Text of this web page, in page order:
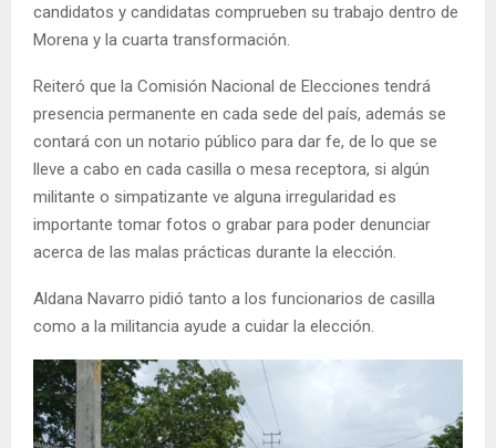
candidatos y candidatas comprueben su trabajo dentro de
Morena y la cuarta transformación.
Reiteró que la Comisión Nacional de Elecciones tendrá
presencia permanente en cada sede del país, además se
contará con un notario público para dar fe, de lo que se
lleve a cabo en cada casilla o mesa receptora, si algún
militante o simpatizante ve alguna irregularidad es
importante tomar fotos o grabar para poder denunciar
acerca de las malas prácticas durante la elección.
Aldana Navarro pidió tanto a los funcionarios de casilla
como a la militancia ayude a cuidar la elección.